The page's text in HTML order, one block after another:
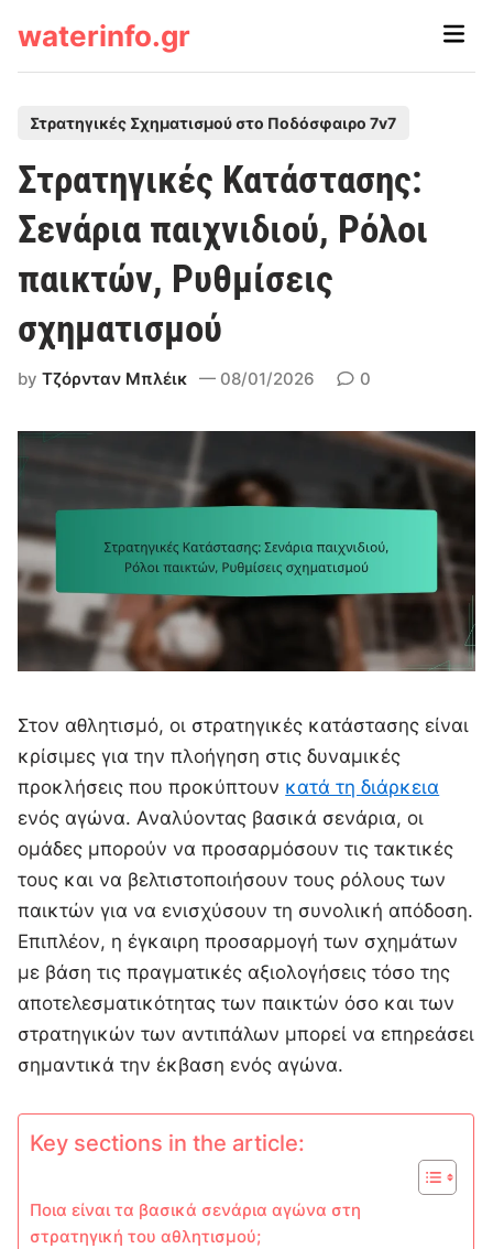
waterinfo.gr
Main
s
t
e
d
n
Στρατηγικές Σχηματισμού στο Ποδόσφαιρο 7v7
Στρατηγικές Κατάστασης:
Σενάρια παιχνιδιού, Ρόλοι
παικτών, Ρυθμίσεις
σχηματισμού
byΤζόρνταν Μπλέικ 08/01/2026 0
Στον αθλητισμό, οι στρατηγικές κατάστασης είναι
κρίσιμες για την πλοήγηση στις δυναμικές
προκλήσεις που προκύπτουν κατά τη διάρκεια
ενός αγώνα. Αναλύοντας βασικά σενάρια, οι
ομάδες μπορούν να προσαρμόσουν τις τακτικές
τους και να βελτιστοποιήσουν τους ρόλους των
παικτών για να ενισχύσουν τη συνολική απόδοση.
Επιπλέον, η έγκαιρη προσαρμογή των σχημάτων
με βάση τις πραγματικές αξιολογήσεις τόσο της
αποτελεσματικότητας των παικτών όσο και των
στρατηγικών των αντιπάλων μπορεί να επηρεάσει
σημαντικά την έκβαση ενός αγώνα.
Key sections in the article:
Ποια είναι τα βασικά σενάρια αγώνα στη
στρατηγική του αθλητισμού;